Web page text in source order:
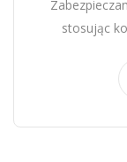
stosując